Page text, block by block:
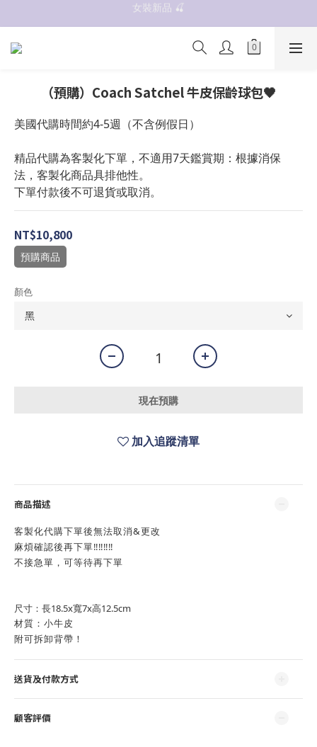
抗UV 50+防曬外套 $299🧊🧊
女裝新品 🍒
✨OWALA多款任選✨  點我看全部
抗UV 50+防曬外套 $299🧊🧊
（預購）Coach Satchel 牛皮保齡球包🖤
美國代購時間約4-5週（不含例假日）
精品代購為客製化下單，不適用7天鑑賞期：根據消保
法，客製化商品具排他性。
下單付款後不可退貨或取消。
NT$10,800
預購商品
顏色
現在預購
加入追蹤清單
商品描述
客製化代購下單後無法取消&更改
麻煩確認後再下單‼️‼️‼️‼️
不接急單，可等待再下單
尺寸：長18.5x寬7x高12.5cm
材質：小牛皮
附可拆卸背帶！
送貨及付款方式
顧客評價